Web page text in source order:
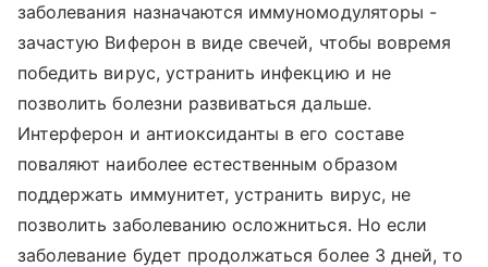
заболевания назначаются иммуномодуляторы -
зачастую Виферон в виде свечей, чтобы вовремя
победить вирус, устранить инфекцию и не
позволить болезни развиваться дальше.
Интерферон и антиоксиданты в его составе
поваляют наиболее естественным образом
поддержать иммунитет, устранить вирус, не
позволить заболеванию осложниться. Но если
заболевание будет продолжаться более 3 дней, то